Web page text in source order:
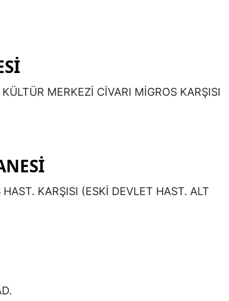
MERKEZİ CİVARI MİGROS KARŞISI
KARŞISI (ESKİ DEVLET HAST. ALT